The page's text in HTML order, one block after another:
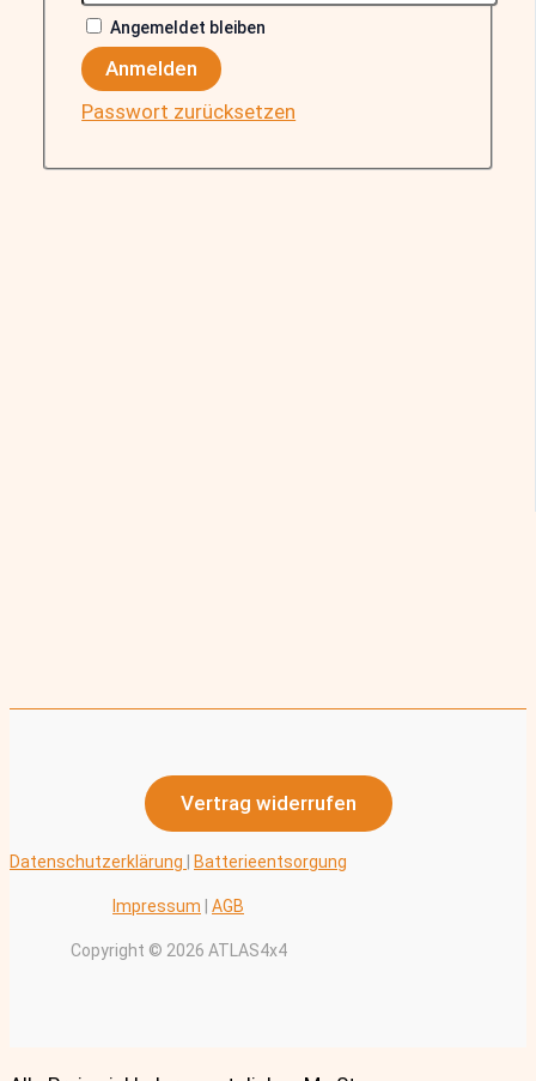
Angemeldet bleiben
Anmelden
Passwort zurücksetzen
Vertrag widerrufen
Datenschutzerklärung Batterieentsorgung
Impressum AGB
Copyright © 2026 ATLAS4x4